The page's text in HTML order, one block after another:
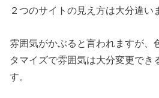
２つのサイトの見え方は大分違い
雰囲気がかぶると言われますが、
タマイズで雰囲気は大分変更でき
す。